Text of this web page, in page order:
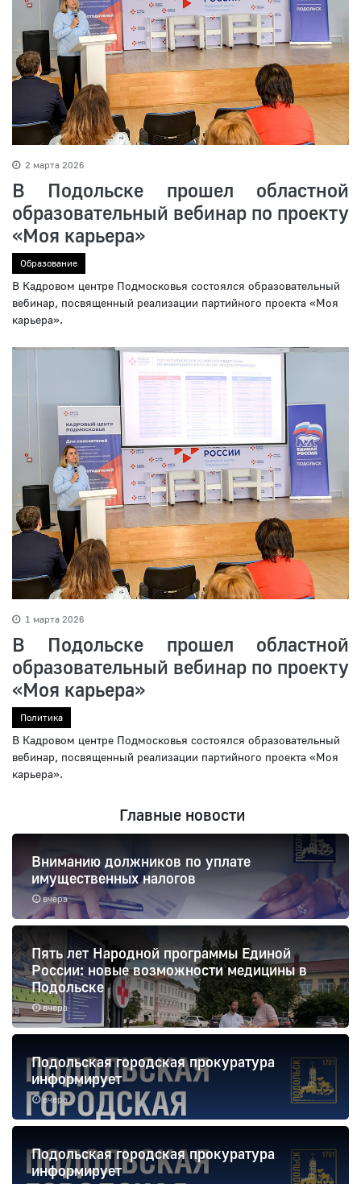
2 марта 2026
В Подольске прошел областной
образовательный вебинар по проекту
«Моя карьера»
Образование
В Кадровом центре Подмосковья состоялся образовательный
вебинар, посвященный реализации партийного проекта «Моя
карьера».
1 марта 2026
В Подольске прошел областной
образовательный вебинар по проекту
«Моя карьера»
Политика
В Кадровом центре Подмосковья состоялся образовательный
вебинар, посвященный реализации партийного проекта «Моя
карьера».
Главные новости
вчера
Вниманию должников по уплате
имущественных налогов
вчера
Пять лет Народной программы Единой
России: новые возможности медицины в
Подольске
вчера
Подольская городская прокуратура
информирует
Подольская городская прокуратура
информирует